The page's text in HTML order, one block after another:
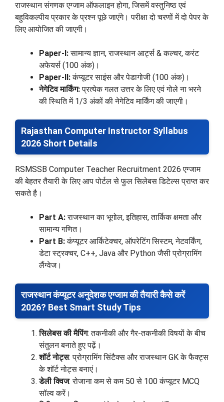
राजस्थान संगणक एग्जाम ऑफलाइन होगा, जिसमें वस्तुनिष्ठ एवं
बहुविकल्पीय प्रकार के प्रश्न पूछे जाएंगे। परीक्षा दो चरणों में दो पेपर के
लिए आयोजित की जाएगी।
Paper-I:सामान्य ज्ञान, राजस्थान आर्ट्स & कल्चर, करंट
अफेयर्स (100 अंक)।
Paper-II:कंप्यूटर साइंस और पेडागोजी (100 अंक)।
नेगेटिव मार्किंग:प्रत्येक गलत उत्तर के लिए एवं गोले ना भरने
की स्थिति में 1/3 अंकों की नेगेटिव मार्किंग की जाएगी।
Rajasthan Computer Instructor Syllabus
2026 Short Details
RSMSSB Computer Teacher Recruitment 2026 एग्जाम
की बेहतर तैयारी के लिए आप पोर्टल से फुल सिलेबस डिटेल्स प्राप्त कर
सकते है।
Part A:राजस्थान का भूगोल, इतिहास, तार्किक क्षमता और
सामान्य गणित।
Part B:कंप्यूटर आर्किटेक्चर, ऑपरेटिंग सिस्टम, नेटवर्किंग,
डेटा स्ट्रक्चर, C++, Java और Python जैसी प्रोग्रामिंग
लैंग्वेज।
राजस्थान कंप्यूटर अनुदेशक एग्जाम की तैयारी कैसे करें
2026? Best Smart Study Tips
सिलेबस की मैपिंग: तकनीकी और गैर-तकनीकी विषयों के बीच
संतुलन बनाते हुए पढ़ें।
शॉर्ट नोट्स: प्रोग्रामिंग सिंटैक्स और राजस्थान GK के फैक्ट्स
के शॉर्ट नोट्स बनाएं।
डेली क्विज: रोजाना कम से कम 50 से 100 कंप्यूटर MCQ
सॉल्व करें।